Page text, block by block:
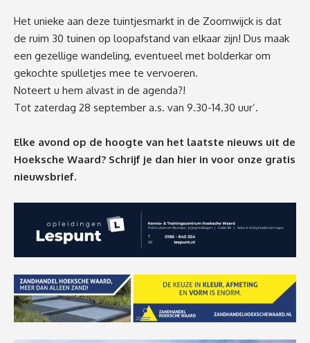
Het unieke aan deze tuintjesmarkt in de Zoomwijck is dat
de ruim 30 tuinen op loopafstand van elkaar zijn! Dus maak
een gezellige wandeling, eventueel met bolderkar om
gekochte spulletjes mee te vervoeren.
Noteert u hem alvast in de agenda?!
Tot zaterdag 28 september a.s. van 9.30-14.30 uur’.
Elke avond op de hoogte van het laatste nieuws uit de
Hoeksche Waard? Schrijf je dan hier in voor onze gratis
nieuwsbrief.